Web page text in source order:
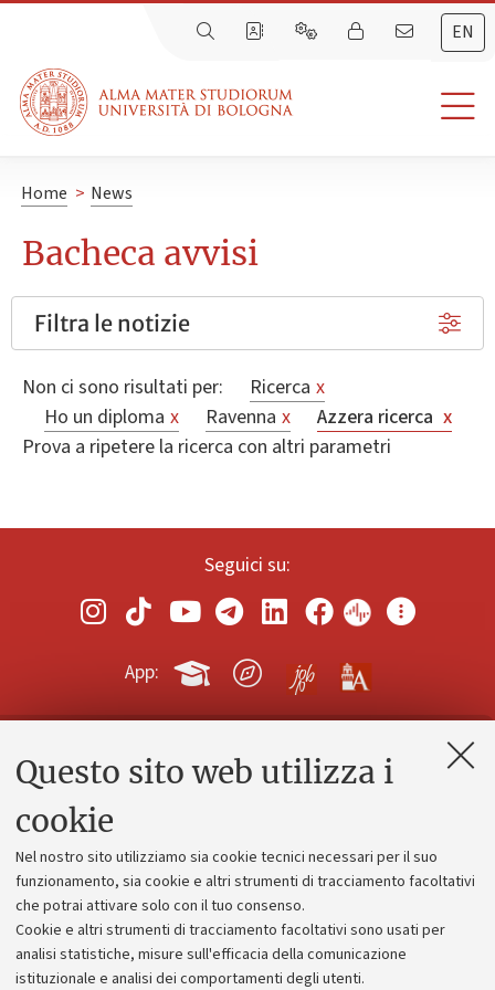
Questo sito web utilizza i
cookie
Nel nostro sito utilizziamo sia cookie tecnici necessari per il suo
funzionamento, sia cookie e altri strumenti di tracciamento facoltativi
che potrai attivare solo con il tuo consenso.
Cookie e altri strumenti di tracciamento facoltativi sono usati per
analisi statistiche, misure sull'efficacia della comunicazione
istituzionale e analisi dei comportamenti degli utenti.
EN
Home > News
Bacheca avvisi
Filtra le notizie
Non ci sono risultati per: Ricerca x
Ho un diploma x Ravenna x Azzera ricerca x
Prova a ripetere la ricerca con altri parametri
Seguici su:
App:
Contatti e PEC
Alumni community
Piano strategico
Bilanci
Donazioni e 5x1000